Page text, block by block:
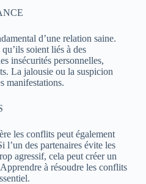
d’une relation saine.
soient liés à des
insécurités personnelles,
La jalousie ou la suspicion
manifestations.
les conflits peut également
l’un des partenaires évite les
agressif, cela peut créer un
à résoudre les conflits